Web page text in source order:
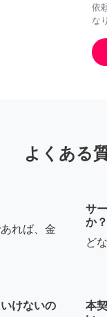
依
な
よくある
れば、金
サ
か？
ど
けないの
本